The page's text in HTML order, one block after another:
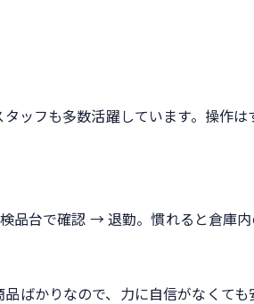
ッフも多数活躍しています。操作は
台で確認 → 退勤。慣れると倉庫
ばかりなので、力に自信がなくても